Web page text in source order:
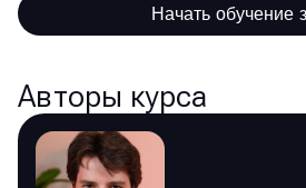
Начать обучение
Авторы курса